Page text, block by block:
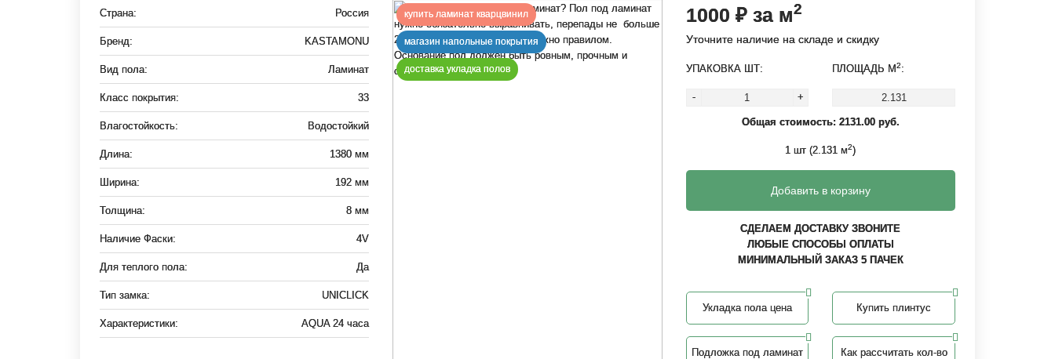
Страна: Россия
Бренд: KASTAMONU
Вид пола: Ламинат
Класс покрытия: 33
Влагостойкость: Водостойкий
Длина: 1380 мм
Ширина: 192 мм
Толщина: 8 мм
Наличие Фаски: 4V
Для теплого пола: Да
Тип замка: UNICLICK
Характеристики: AQUA 24 часа
купить ламинат кварцвинил
магазин напольные покрытия
доставка укладка полов
1000 ₽ за м2
Уточните наличие на складе и скидку
УПАКОВКА ШТ:
+
-
ПЛОЩАДЬ М2:
Общая стоимость: 2131.00руб.
1 шт (2.131 м2)
Добавить в корзину
СДЕЛАЕМ ДОСТАВКУ ЗВОНИТЕ
ЛЮБЫЕ СПОСОБЫ ОПЛАТЫ
МИНИМАЛЬНЫЙ ЗАКАЗ 5 ПАЧЕК
Укладка пола цена Купить плинтус
Подложка под ламинат Как рассчитать кол-во